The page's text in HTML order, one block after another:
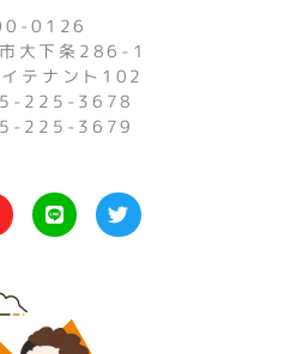
0126
大下条286-1
テナント102
225-3678
225-3679
L
i
n
T
w
i